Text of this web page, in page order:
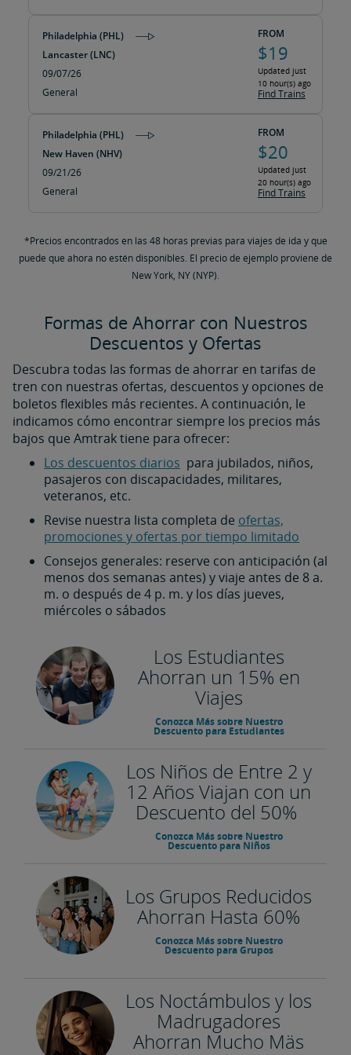
Philadelphia (PHL)
Lancaster (LNC)
09/07/26
General
FROM
$19
Updated just
10 hour(s) ago
Find Trains
Philadelphia (PHL)
New Haven (NHV)
09/21/26
General
FROM
$20
Updated just
20 hour(s) ago
Find Trains
*Precios encontrados en las 48 horas previas para viajes de ida y que
puede que ahora no estén disponibles. El precio de ejemplo proviene de
New York, NY (NYP).
Formas de Ahorrar con Nuestros
Descuentos y Ofertas
Descubra todas las formas de ahorrar en tarifas de
tren con nuestras ofertas, descuentos y opciones de
boletos flexibles más recientes. A continuación, le
indicamos cómo encontrar siempre los precios más
bajos que Amtrak tiene para ofrecer:
Los descuentos diarios para jubilados, niños,
pasajeros con discapacidades, militares,
veteranos, etc.
Revise nuestra lista completa de ofertas,
promociones y ofertas por tiempo limitado
Consejos generales: reserve con anticipación (al
menos dos semanas antes) y viaje antes de 8 a.
m. o después de 4 p. m. y los días jueves,
miércoles o sábados
Los Estudiantes
Ahorran un 15% en
Viajes
Conozca Más sobre Nuestro
Descuento para Estudiantes
Los Niños de Entre 2 y
12 Años Viajan con un
Descuento del 50%
Conozca Más sobre Nuestro
Descuento para Niños
Los Grupos Reducidos
Ahorran Hasta 60%
Conozca Más sobre Nuestro
Descuento para Grupos
Los Noctámbulos y los
Madrugadores
Ahorran Mucho Mäs